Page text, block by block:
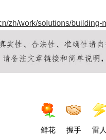
zh/work/solutions/building-
鲜花 握手 雷